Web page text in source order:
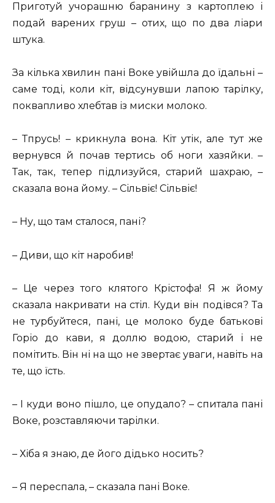
Приготуй учорашню баранину з картоплею і
подай варених груш – отих, що по два ліари
штука.
За кілька хвилин пані Воке увійшла до їдальні –
саме тоді, коли кіт, відсунувши лапою тарілку,
поквапливо хлебтав із миски молоко.
– Тпрусь! – крикнула вона. Кіт утік, але тут же
вернувся й почав тертись об ноги хазяйки. –
Так, так, тепер підлизуйся, старий шахраю, –
сказала вона йому. – Сільвіє! Сільвіє!
– Ну, що там сталося, пані?
– Диви, що кіт наробив!
– Це через того клятого Крістофа! Я ж йому
сказала накривати на стіл. Куди він подівся? Та
не турбуйтеся, пані, це молоко буде батькові
Горіо до кави, я доллю водою, старий і не
помітить. Він ні на що не звертає уваги, навіть на
те, що їсть.
– І куди воно пішло, це опудало? – спитала пані
Воке, розставляючи тарілки.
– Хіба я знаю, де його дідько носить?
– Я переспала, – сказала пані Воке.